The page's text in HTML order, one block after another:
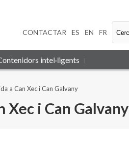
CONTACTAR ES EN FR
intel·ligents
a Can Xec i Can Galvany
Xec i Can Galvany